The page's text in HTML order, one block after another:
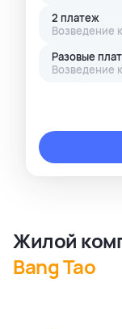
2 платеж
Возведение
Разовые
Возведение
Жилой
Bang Tao